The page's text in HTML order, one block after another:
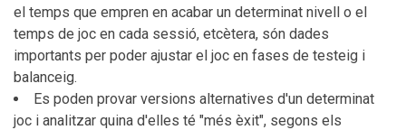
el temps que empren en acabar un determinat nivell o el
temps de joc en cada sessió, etcètera, són dades
importants per poder ajustar el joc en fases de testeig i
balanceig.
Es poden provar versions alternatives d'un determinat
joc i analitzar quina d'elles té "més èxit", segons els